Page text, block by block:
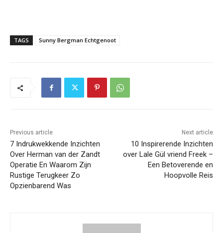
TAGS Sunny Bergman Echtgenoot
Previous article
7 Indrukwekkende Inzichten
Over Herman van der Zandt
Operatie En Waarom Zijn
Rustige Terugkeer Zo
Opzienbarend Was
Next article
10 Inspirerende Inzichten
over Lale Gül vriend Freek –
Een Betoverende en
Hoopvolle Reis